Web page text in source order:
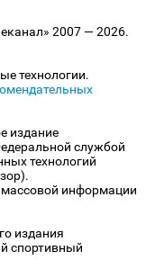
2007 — 2026.
технологии.
издание
службой
технологий
массовой информации
издания
спортивный